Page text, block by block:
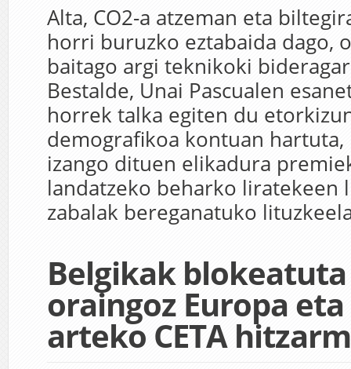
Alta, CO2-a atzeman eta
horri buruzko eztabaida dago,
baitago argi teknikoki
Bestalde, Unai Pascualen
horrek talka egiten du
demografikoa kontuan
izango dituen elikadura
landatzeko beharko liratekeen
zabalak bereganatuko
Belgikak
oraingoz Europa
arteko CETA